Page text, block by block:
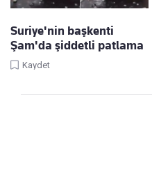
Suriye'nin başkenti
Şam'da şiddetli patlama
Kaydet